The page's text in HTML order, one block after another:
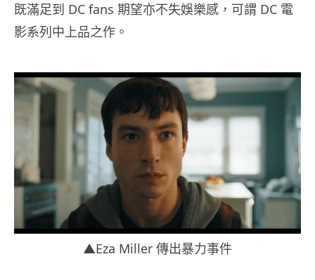
既滿足到 DC fans 期望亦不失娛樂感，可謂 DC 電
影系列中上品之作。
▲Eza Miller 傳出暴力事件